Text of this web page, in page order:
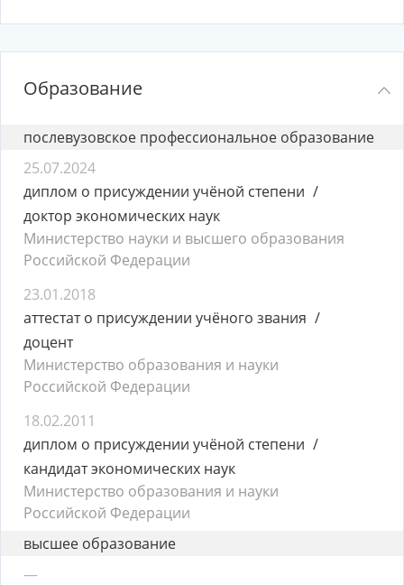
Образование
послевузовское профессиональное образование
25.07.2024
диплом о присуждении учёной степени
доктор экономических наук
Министерство науки и высшего образования
Российской Федерации
23.01.2018
аттестат о присуждении учёного звания
доцент
Министерство образования и науки
Российской Федерации
18.02.2011
диплом о присуждении учёной степени
кандидат экономических наук
Министерство образования и науки
Российской Федерации
высшее образование
—